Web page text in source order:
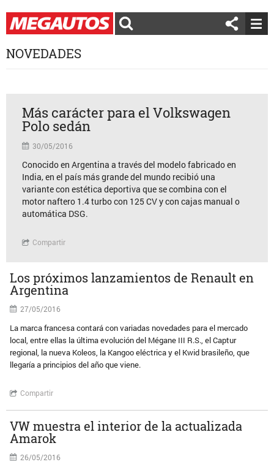
NOVEDADES
Más carácter para el Volkswagen
Polo sedán
30/05/2016
Conocido en Argentina a través del modelo fabricado en
India, en el país más grande del mundo recibió una
variante con estética deportiva que se combina con el
motor naftero 1.4 turbo con 125 CV y con cajas manual o
automática DSG.
Compartir
Los próximos lanzamientos de Renault en
Argentina
27/05/2016
La marca francesa contará con variadas novedades para el mercado
local, entre ellas la última evolución del Mégane III R.S., el Captur
regional, la nueva Koleos, la Kangoo eléctrica y el Kwid brasileño, que
llegaría a principios del año que viene.
Compartir
VW muestra el interior de la actualizada
Amarok
26/05/2016